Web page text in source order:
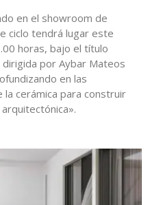
en el showroom de
ciclo tendrá lugar este
horas, bajo el título
dirigida por Aybar Mateos
en las
cerámica para construir